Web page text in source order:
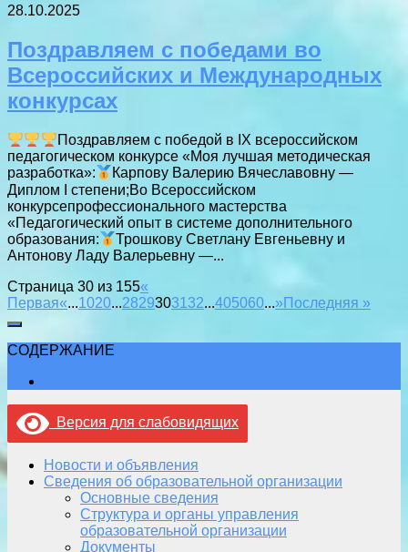
28.10.2025
Поздравляем с победами во
Всероссийских и Международных
конкурсах
Поздравляем с победой в IX всероссийском
педагогическом конкурсе «Моя лучшая методическая
разработка»:
Карпову Валерию Вячеславовну —
Диплом I степени;Во Всероссийском
конкурсепрофессионального мастерства
«Педагогический опыт в системе дополнительного
образования:
Трошкову Светлану Евгеньевну и
Антонову Ладу Валерьевну —...
Страница 30 из 155«
Первая«...1020...28293031 32...405060...» Последняя »
СОДЕРЖАНИЕ
Версия для слабовидящих
Новости и объявления
Сведения об образовательной организации
Основные сведения
Структура и органы управления
образовательной организации
Документы